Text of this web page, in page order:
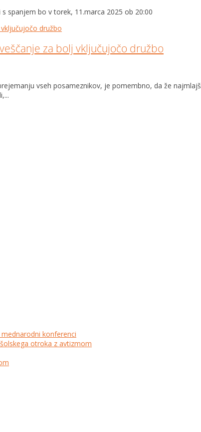
spanjem bo v torek, 11.marca 2025 ob 20:00
za bolj vključujočo družbo
vseh posameznikov, je pomembno, da že
konferenci
otroka z avtizmom